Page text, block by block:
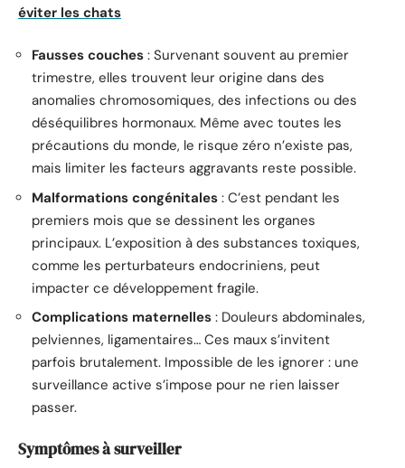
éviter les chats
Fausses couches : Survenant souvent au premier
trimestre, elles trouvent leur origine dans des
anomalies chromosomiques, des infections ou des
déséquilibres hormonaux. Même avec toutes les
précautions du monde, le risque zéro n’existe pas,
mais limiter les facteurs aggravants reste possible.
Malformations congénitales : C’est pendant les
premiers mois que se dessinent les organes
principaux. L’exposition à des substances toxiques,
comme les perturbateurs endocriniens, peut
impacter ce développement fragile.
Complications maternelles : Douleurs abdominales,
pelviennes, ligamentaires… Ces maux s’invitent
parfois brutalement. Impossible de les ignorer : une
surveillance active s’impose pour ne rien laisser
passer.
Symptômes à surveiller